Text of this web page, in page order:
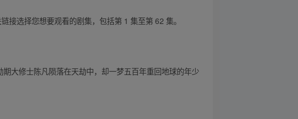
接选择您想要观看的剧集，包括第 1 集至第 62 集。
大修士陈凡陨落在天劫中，却一梦五百年重回地球的年少